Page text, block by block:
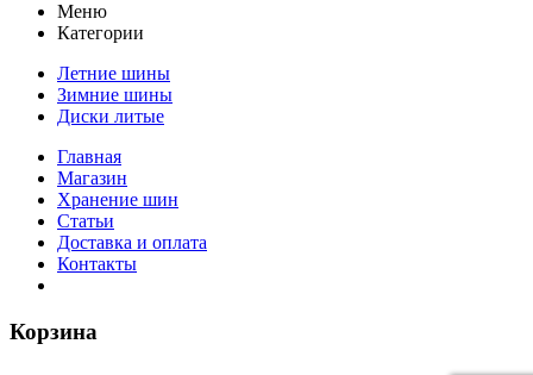
Меню
Категории
Летние шины
Зимние шины
Диски литые
Главная
Магазин
Хранение шин
Статьи
Доставка и оплата
Контакты
Корзина